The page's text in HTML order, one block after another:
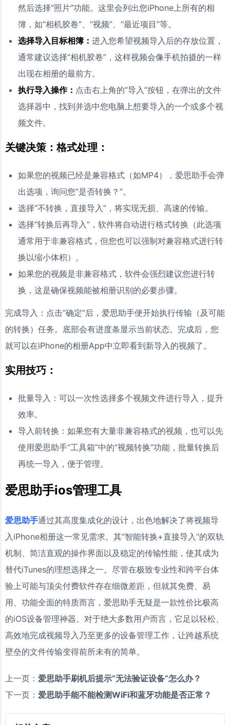
然后选择“照片”功能。这里会列出您iPhone上所有的相
簿，如“相机胶卷”、“视频”、“最近项目”等。
选择导入目标相簿： 进入您希望视频导入后的存放位置，
通常建议选择“相机胶卷”，这样视频会像手机拍摄的一样
出现在相册的最前方。
执行导入操作： 点击右上角的“导入”按钮，在弹出的文件
选择器中，找到并选中您电脑上想要导入的一个或多个视
频文件。
关键决策：格式处理：
如果您的视频已经是兼容格式（如MP4），爱思助手会弹
出选项，询问您“是否转换？”。
选择“不转换，直接导入”，将实现无损、高速的传输。
选择“转换后再导入”，软件将自动进行格式转换（此选项
通常用于非兼容格式，但您也可以强制对兼容格式进行转
换以缩小体积）。
如果您的视频是非兼容格式，软件会强烈建议您进行转
换，这是确保视频能被相册识别的必要步骤。
完成导入：点击“确定”后，爱思助手便开始执行传输（及可能
的转换）任务。底部会有进度条显示当前状态。完成后，您
就可以在iPhone的相册App中立即看到新导入的视频了。
实用技巧：
批量导入：可以一次性选择多个视频文件进行导入，提升
效率。
导入前转换：如果您有大量非兼容格式的视频，也可以先
使用爱思助手“工具箱”中的“视频转换”功能，批量转换后
再统一导入，便于管理。
爱思助手ios管理工具
爱思助手通过其高度集成化的设计，出色地解决了将视频导
入iPhone相册这一常见需求。其“智能转换+直接导入”的双轨
机制、简洁直观的操作界面以及稳定的传输性能，使其成为
替代iTunes的理想选择之一。尽管在极致专业性和跨平台体
验上可能与顶尖付费软件存在细微差距，但就其免费、易
用、功能全面的特质而言，爱思助手无疑是一款性价比极高
的iOS设备管理神器。对于绝大多数用户而言，它足以轻松、
高效地完成视频导入乃至更多的设备管理工作，让跨越系统
壁垒的文件传输变得前所未有的简单。
上一页： 爱思助手刷机后提示“无法验证设备”怎么办？
下一页： 爱思助手能不能检测WiFi和蓝牙功能是否正常？